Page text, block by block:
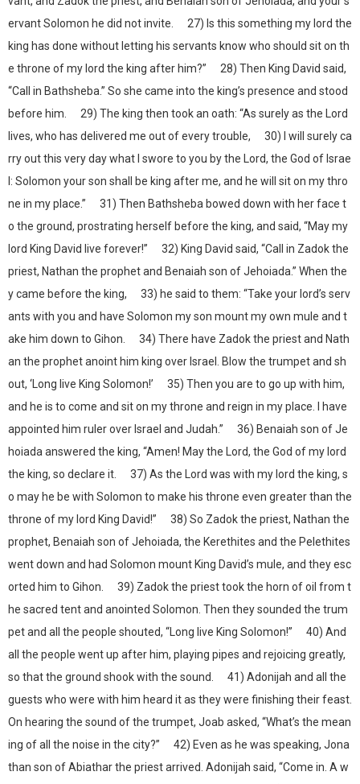
ervant Solomon he did not invite. 27) Is this something my lord the
king has done without letting his servants know who should sit on th
e throne of my lord the king after him?” 28) Then King David said,
“Call in Bathsheba.” So she came into the king’s presence and stood
before him. 29) The king then took an oath: “As surely as the Lord
lives, who has delivered me out of every trouble, 30) I will surely ca
rry out this very day what I swore to you by the Lord, the God of Israe
l: Solomon your son shall be king after me, and he will sit on my thro
ne in my place.” 31) Then Bathsheba bowed down with her face t
o the ground, prostrating herself before the king, and said, “May my
lord King David live forever!” 32) King David said, “Call in Zadok the
priest, Nathan the prophet and Benaiah son of Jehoiada.” When the
y came before the king, 33) he said to them: “Take your lord’s serv
ants with you and have Solomon my son mount my own mule and t
ake him down to Gihon. 34) There have Zadok the priest and Nath
an the prophet anoint him king over Israel. Blow the trumpet and sh
out, ‘Long live King Solomon!’ 35) Then you are to go up with him,
and he is to come and sit on my throne and reign in my place. I have
appointed him ruler over Israel and Judah.” 36) Benaiah son of Je
hoiada answered the king, “Amen! May the Lord, the God of my lord
the king, so declare it. 37) As the Lord was with my lord the king, s
o may he be with Solomon to make his throne even greater than the
throne of my lord King David!” 38) So Zadok the priest, Nathan the
prophet, Benaiah son of Jehoiada, the Kerethites and the Pelethites
went down and had Solomon mount King David’s mule, and they esc
orted him to Gihon. 39) Zadok the priest took the horn of oil from t
he sacred tent and anointed Solomon. Then they sounded the trum
pet and all the people shouted, “Long live King Solomon!” 40) And
all the people went up after him, playing pipes and rejoicing greatly,
so that the ground shook with the sound. 41) Adonijah and all the
guests who were with him heard it as they were finishing their feast.
On hearing the sound of the trumpet, Joab asked, “What’s the mean
ing of all the noise in the city?” 42) Even as he was speaking, Jona
than son of Abiathar the priest arrived. Adonijah said, “Come in. A w